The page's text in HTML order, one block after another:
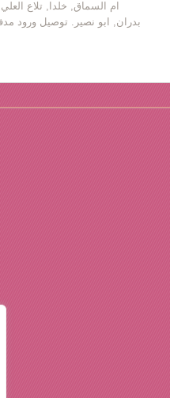
ام السماق, خلدا, تلاع
بدران, ابو نصير. توصيل ورود